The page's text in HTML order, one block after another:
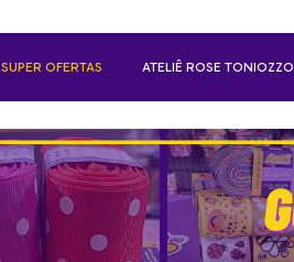
SUPER OFERTAS ATELIÊ ROSE TONIOZZO